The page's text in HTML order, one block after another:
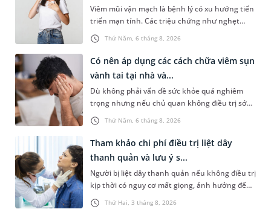
Thứ Năm, 6 tháng 8, 2026
Viêm mũi vận mạch là bệnh lý có xu hướng tiến
triển mạn tính. Các triệu chứng như nghẹt
mũi, chảy nước mũi thường xuyên khiến người
bệnh khó chịu. Tuy nhiên, nhiều người vẫn chủ
quan trước những triệu chứng này, chấp nhận
sống chung với chúng. Vậy, viêm mũi vận mạch
để lâu có sao không và việc điều trị có phức tạp
không?
Thứ Năm, 6 tháng 8, 2026
Có nên áp dụng các cách chữa viêm sụn
vành tai tại nhà và...
Dù không phải vấn đề sức khỏe quá nghiêm
trọng nhưng nếu chủ quan không điều trị sớm,
người bệnh có thể phải đối mặt với một số biến
chứng. Nếu chưa xuất hiện mủ hoặc tích tụ
dịch, người bệnh thường chỉ cần dùng thuốc.
Vậy có nên áp dụng cách chữa viêm sụn vành
tai tại nhà không và cần làm gì để phòng ngừa
tình trạng này?
Thứ Hai, 3 tháng 8, 2026
Tham khảo chi phí điều trị liệt dây
thanh quản và lưu ý s...
Người bị liệt dây thanh quản nếu không điều trị
kịp thời có nguy cơ mất giọng, ảnh hưởng đến
khả năng giao tiếp, chức năng hô hấp và hoạt
động ăn uống. Tùy mức độ nghiêm trọng, bác sĩ